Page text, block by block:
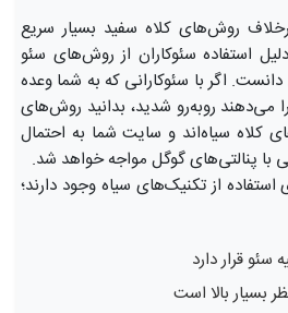
روش‌های کلاه سفید بسیار سریع
استفاده سئوکاران از روش‌های سئو
اگر با سئوکارانی که به شما وعده
می‌دهند روبه‌رو شدید، بدانید روش‌های
کلاه سیاه‌اند و سایت شما به احتمال
با پنالتی‌های گوگل مواجه خواهد شد.
استفاده از تکنیک‌های سیاه وجود دارند؛
قرار دارد
بسیار بالا است